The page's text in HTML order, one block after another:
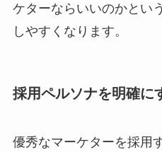
ケターならいいのかとい
しやすくなります。
採用ペルソナを明確に
優秀なマーケターを採用